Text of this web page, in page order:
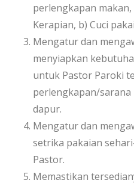
perlengkapan
Kerapian, b) Cuci
Mengatur dan
menyiapkan
untuk Pastor Paroki
perlengkapan/sarana
dapur.
Mengatur dan
setrika pakaian
Pastor.
Memastikan